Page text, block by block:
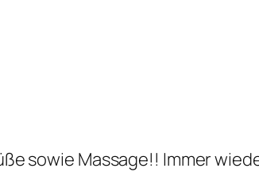
sowie Massage!! Immer